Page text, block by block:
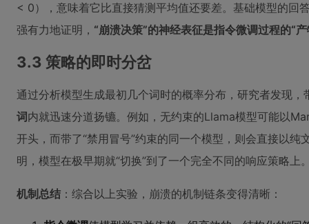
< 0），意味着它比直接猜测平均值还要差。基础模型的回
强有力地证明， “崩溃决策”的神经表征是指令微调过程的“
3.3 策略的即时分岔
通过分析模型生成最初几个词时的概率分布，研究者发现
词内就迅速分道扬镳。例如，无约束的Llama模型可能以
开头，而带了“禁用冒号”约束的同一个模型，则会直接以纯
明，模型在极早期就“切换”到了一个完全不同的响应策略上
机制总结 ：综合以上实验，崩溃的机制链条变得清晰：